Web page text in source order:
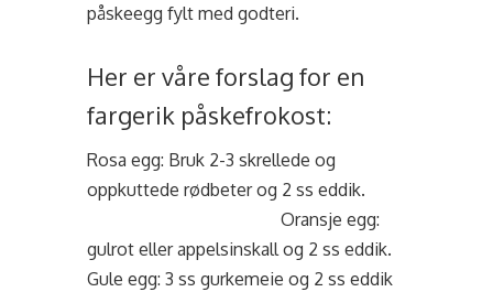
påskeegg fylt med godteri.
Her er våre forslag for en
fargerik påskefrokost:
Rosa egg: Bruk 2-3 skrellede og
oppkuttede rødbeter og 2 ss eddik.
Oransje egg:
gulrot eller appelsinskall og 2 ss eddik.
Gule egg: 3 ss gurkemeie og 2 ss eddik